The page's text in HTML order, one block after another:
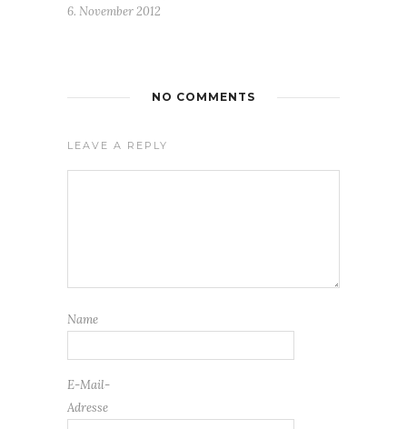
6. November 2012
NO COMMENTS
LEAVE A REPLY
Name
E-Mail-
Adresse